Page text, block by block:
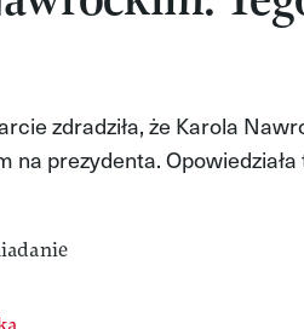
zdradziła, że Karola
na prezydenta. Opowiedziała